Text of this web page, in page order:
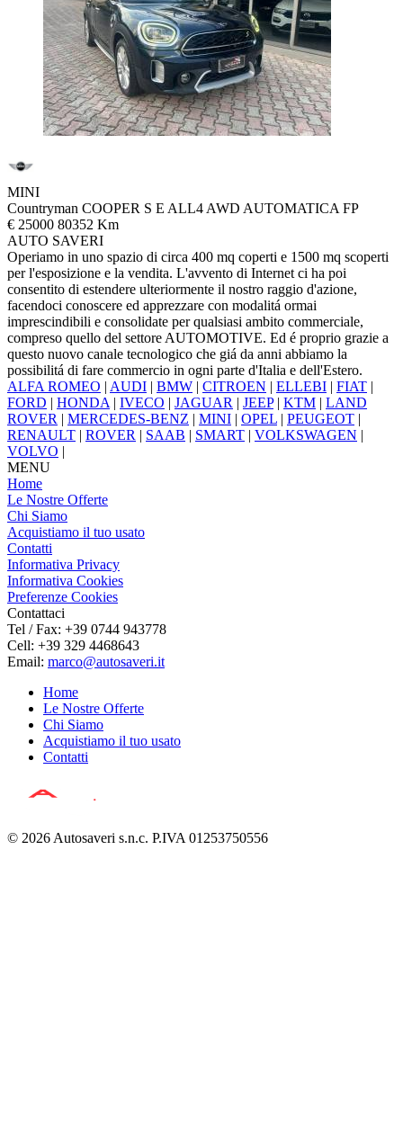
MINI
Countryman COOPER S E ALL4 AWD AUTOMATICA FP
€ 25000 80352 Km
AUTO SAVERI
Operiamo in uno spazio di circa 400 mq coperti e 1500 mq scoperti
per l'esposizione e la vendita. L'avvento di Internet ci ha poi
consentito di estendere ulteriormente il nostro raggio d'azione,
facendoci conoscere ed apprezzare con modalitá ormai
imprescindibili e consolidate per qualsiasi ambito commerciale,
compreso quello del settore AUTOMOTIVE. Ed é proprio grazie a
questo nuovo canale tecnologico che giá da anni abbiamo la
possibilitá di fare commercio in ogni parte d'Italia e dell'Estero.
ALFA ROMEO | AUDI | BMW | CITROEN | ELLEBI | FIAT |
FORD | HONDA | IVECO | JAGUAR | JEEP| KTM | LAND
ROVER | MERCEDES-BENZ | MINI | OPEL | PEUGEOT |
RENAULT | ROVER | SAAB | SMART | VOLKSWAGEN |
VOLVO |
MENU
Home
Le Nostre Offerte
Chi Siamo
Acquistiamo il tuo usato
Contatti
Informativa Privacy
Informativa Cookies
Preferenze Cookies
Contattaci
Tel / Fax: +39 0744 943778
Cell: +39 329 4468643
Email: marco@autosaveri.it
Home
Le Nostre Offerte
Chi Siamo
Acquistiamo il tuo usato
Contatti
© 2026 Autosaveri s.n.c. P.IVA 01253750556